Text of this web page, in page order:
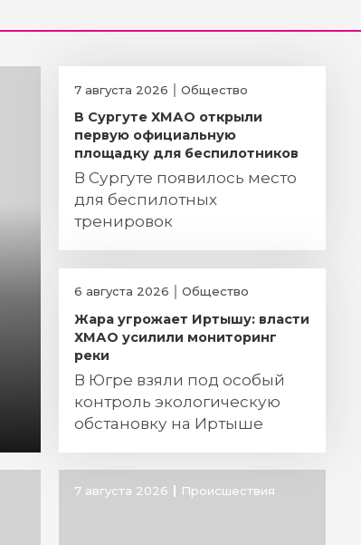
7 августа 2026 Общество
В Сургуте ХМАО открыли
первую официальную
площадку для беспилотников
В Сургуте появилось место
для беспилотных
тренировок
6 августа 2026 Общество
Жара угрожает Иртышу: власти
ХМАО усилили мониторинг
реки
В Югре взяли под особый
контроль экологическую
обстановку на Иртыше
7 августа 2026 Происшествия